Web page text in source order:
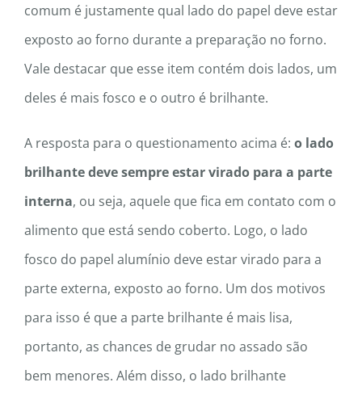
comum é justamente qual lado do papel deve estar
exposto ao forno durante a preparação no forno.
Vale destacar que esse item contém dois lados, um
deles é mais fosco e o outro é brilhante.
A resposta para o questionamento acima é: o lado
brilhante deve sempre estar virado para a parte
interna, ou seja, aquele que fica em contato com o
alimento que está sendo coberto. Logo, o lado
fosco do papel alumínio deve estar virado para a
parte externa, exposto ao forno. Um dos motivos
para isso é que a parte brilhante é mais lisa,
portanto, as chances de grudar no assado são
bem menores. Além disso, o lado brilhante